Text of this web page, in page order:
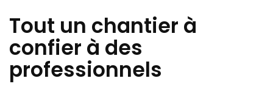
Tout un chantier à
confier à des
professionnels